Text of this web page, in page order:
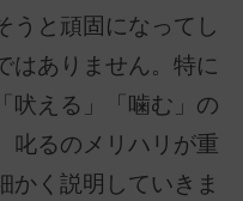
うと頑固になってし
はありません。特に
吠える」「噛む」の
叱るのメリハリが重
かく説明していきま